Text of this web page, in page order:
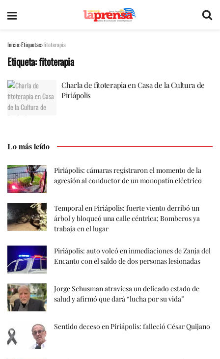
Inicio Etiquetas fitoterapia
Etiqueta:fitoterapia
Charla de fitoterapia en Casa de la Cultura de
Piriápolis
Lo más leído
Piriápolis: cámaras registraron el momento de la
agresión al conductor de un monopatín eléctrico
Temporal en Piriápolis: fuerte viento derribó un
árbol y bloqueó una calle céntrica; Bomberos ya
trabaja en el lugar
Piriápolis: auto volcó en inmediaciones de Zanja del
Encanto con el saldo de dos personas lesionadas
Jorge Schusman atraviesa un delicado estado de
salud y afirmó que dará “lucha por su vida”
Sentido deceso en Piriápolis: falleció César Quijano